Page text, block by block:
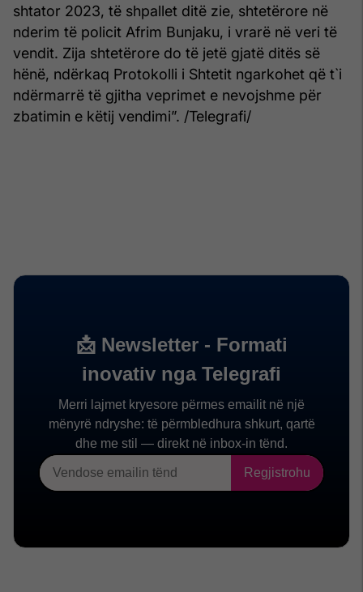
shtator 2023, të shpallet ditë zie, shtetërore në
nderim të policit Afrim Bunjaku, i vrarë në veri të
vendit. Zija shtetërore do të jetë gjatë ditës së
hënë, ndërkaq Protokolli i Shtetit ngarkohet që t`i
ndërmarrë të gjitha veprimet e nevojshme për
zbatimin e këtij vendimi”. /Telegrafi/